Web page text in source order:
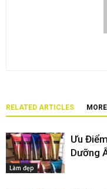
RELATED ARTICLES
Làm đẹp
Ưu
Dưỡng